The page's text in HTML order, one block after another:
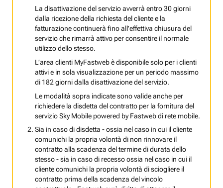
La disattivazione del servizio avverrà entro 30 giorni
dalla ricezione della richiesta del cliente e la
fatturazione continuerà fino all'effettiva chiusura del
servizio che rimarrà attivo per consentire il normale
utilizzo dello stesso.
L’area clienti MyFastweb è disponibile solo per i clienti
attivi e in sola visualizzazione per un periodo massimo
di 182 giorni dalla disattivazione del servizio.
Le modalità sopra indicate sono valide anche per
richiedere la disdetta del contratto per la fornitura del
servizio Sky Mobile powered by Fastweb di rete mobile.
Sia in caso di disdetta - ossia nel caso in cui il cliente
comunichi la propria volontà di non rinnovare il
contratto alla scadenza del termine di durata dello
stesso - sia in caso di recesso ossia nel caso in cui il
cliente comunichi la propria volontà di sciogliere il
contratto prima della scadenza del vincolo